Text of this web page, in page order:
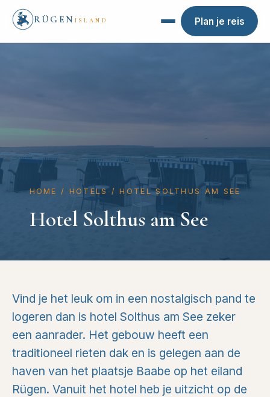
RÜGEN ISLAND Plan je reis
HOME / HOTELS/ HOTEL SOLTHUS AM SEE
Hotel Solthus am See
Vind je het leuk om in een nostalgisch pand te
logeren dan is hotel Solthus am See zeker
een aanrader. Het gebouw heeft een
traditioneel rieten dak en is gelegen aan de
haven van het plaatsje Baabe op het eiland
Rügen. Vanuit het hotel heb je uitzicht op de